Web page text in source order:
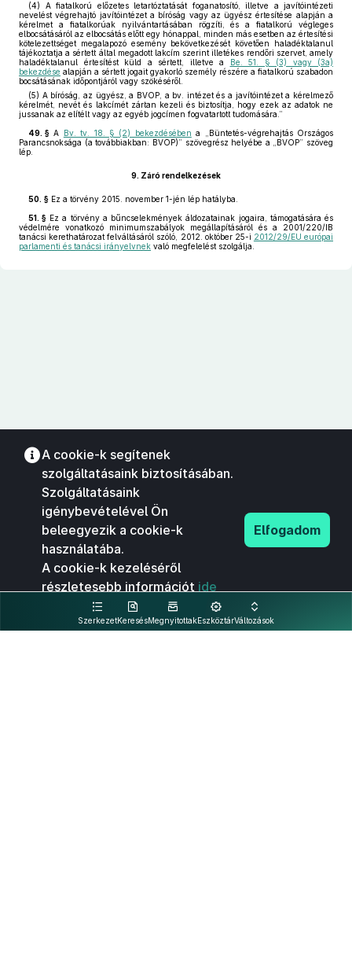
(4) A fiatalkorú előzetes letartóztatását foganatosító, illetve a javítóintézeti
nevelést végrehajtó javítóintézet a bíróság vagy az ügyész értesítése alapján a
kérelmet a fiatalkorúak nyilvántartásában rögzíti, és a fiatalkorú végleges
elbocsátásáról az elbocsátás előtt egy hónappal, minden más esetben az értesítési
kötelezettséget megalapozó esemény bekövetkezését követően haladéktalanul
tájékoztatja a sértett által megadott lakcím szerint illetékes rendőri szervet, amely
haladéktalanul értesítést küld a sértett, illetve a
Be. 51. § (3) vagy (3a)
bekezdése alapján a sértett jogait gyakorló személy részére a fiatalkorú szabadon
bocsátásának időpontjáról vagy szökéséről.
(5) A bíróság, az ügyész, a BVOP, a bv. intézet és a javítóintézet a kérelmező
kérelmét, nevét és lakcímét zártan kezeli és biztosítja, hogy ezek az adatok ne
jussanak az elítélt vagy az egyéb jogcímen fogvatartott tudomására.”
49. § A Bv. tv. 18. § (2) bekezdésében a „Büntetés-végrehajtás Országos
Parancsnoksága (a továbbiakban: BVOP)” szövegrész helyébe a „BVOP” szöveg
lép.
9. Záró rendelkezések
50. § Ez a törvény 2015. november 1-jén lép hatályba.
51. § Ez a törvény a bűncselekmények áldozatainak jogaira, támogatására és
védelmére vonatkozó minimumszabályok megállapításáról és a 2001/220/IB
tanácsi kerethatározat felváltásáról szóló, 2012. október 25-i 2012/29/EU európai
parlamenti és tanácsi irányelvnek való megfelelést szolgálja.
SzerkezetKeresésMegnyitottakEszköztárVáltozások
A cookie-k segítenek
szolgáltatásaink biztosításában.
Szolgáltatásaink
igénybevételével Ön
beleegyezik a cookie-k
használatába.
A cookie-k kezeléséről
részletesebb információt ide
kattintva olvashat.
Elfogadom